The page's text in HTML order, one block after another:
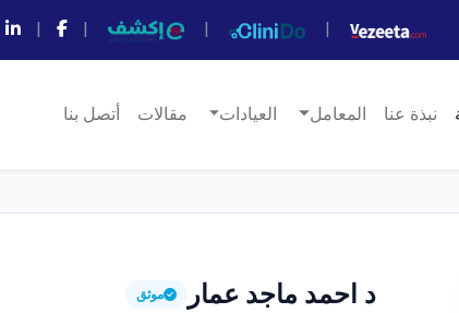
|
|
|
|
نبذة عنا المعامل العيادات مقالات أتصل بنا
د احمد ماجد عمار موثق